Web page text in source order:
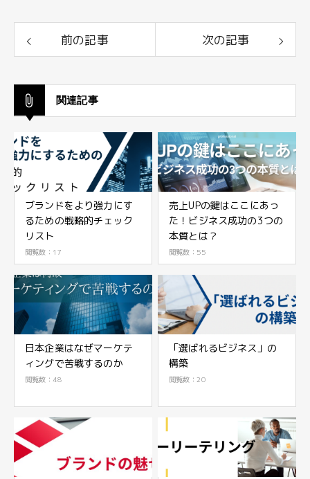
前の記事 次の記事
関連記事
ブランドをより強力にす
るための戦略的チェック
リスト
閲覧数：17
売上UPの鍵はここにあっ
た！ビジネス成功の3つの
本質とは？
閲覧数：55
日本企業はなぜマーケテ
ィングで苦戦するのか
閲覧数：48
「選ばれるビジネス」の
構築
閲覧数：20